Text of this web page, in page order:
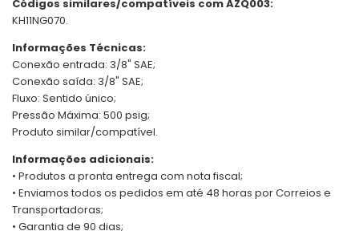
Códigos similares/compatíveis com AZQ003:
KH11NG070.
Informações Técnicas:
Conexão entrada: 3/8" SAE;
Conexão saída: 3/8" SAE;
Fluxo: Sentido único;
Pressão Máxima: 500 psig;
Produto similar/compatível.
Informações adicionais:
• Produtos a pronta entrega com nota fiscal;
• Enviamos todos os pedidos em até 48 horas por Correios e
Transportadoras;
• Garantia de 90 dias;